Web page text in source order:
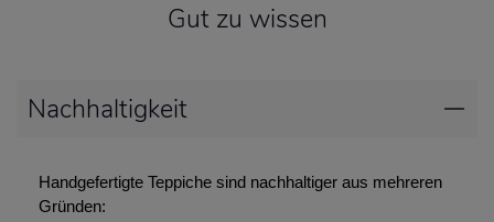
Gut zu wissen
Nachhaltigkeit
Handgefertigte Teppiche sind nachhaltiger aus mehreren
Gründen: